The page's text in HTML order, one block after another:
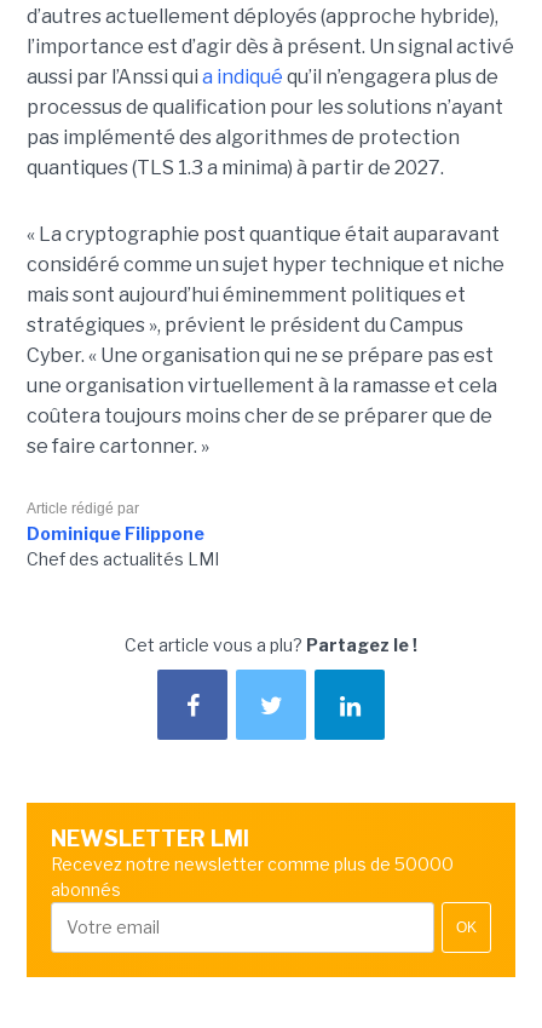
d’autres actuellement déployés(approche hybride),
l’importance est d’agir dès à présent. Un signal activé
aussi par l’Anssi qui a indiqué qu’il n’engagera plus de
processus de qualification pour les solutions n’ayant
pas implémenté des algorithmes de protection
quantiques (TLS 1.3 a minima) à partir de 2027.
« La cryptographie post quantique était auparavant
considéré comme un sujet hyper technique et niche
mais sont aujourd’hui éminemment politiques et
stratégiques », prévient le président du Campus
Cyber. « Une organisation qui ne se prépare pas est
une organisation virtuellement à la ramasse et cela
coûtera toujours moins cher de se préparer que de
se faire cartonner. »
Article rédigé par
Dominique Filippone
Chef des actualités LMI
Cet article vous a plu? Partagez le !
NEWSLETTER LMI
Recevez notre newsletter comme plus de 50000
abonnés
OK